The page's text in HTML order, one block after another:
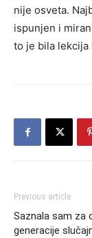
nije osveta.
ispunjen i
to je bila lekcija
Previous article
Saznala sam za
generacije